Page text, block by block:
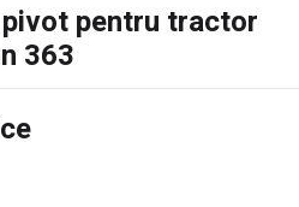
pentru tractor
363